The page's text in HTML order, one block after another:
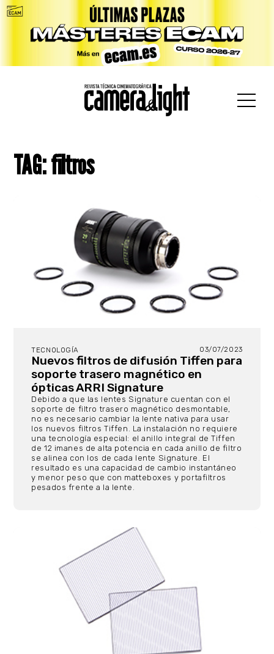
TAG: filtros
TECNOLOGÍA 03/07/2023
Nuevos filtros de difusión Tiffen para
soporte trasero magnético en
ópticas ARRI Signature
Debido a que las lentes Signature cuentan con el
soporte de filtro trasero magnético desmontable,
no es necesario cambiar la lente nativa para usar
los nuevos filtros Tiffen. La instalación no requiere
una tecnología especial: el anillo integral de Tiffen
de 12 imanes de alta potencia en cada anillo de filtro
se alinea con los de cada lente Signature. El
resultado es una capacidad de cambio instantáneo
y menor peso que con matteboxes y portafiltros
pesados frente a la lente.